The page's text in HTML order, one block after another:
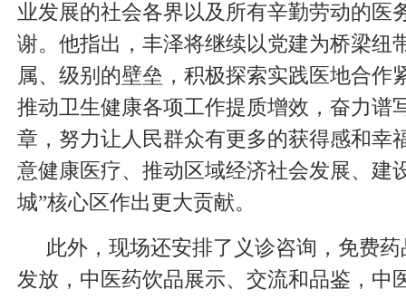
业发展的社会各界以及所有辛勤劳动的医
谢。他指出，丰泽将继续以党建为桥梁纽
属、级别的壁垒，积极探索实践医地合作
推动卫生健康各项工作提质增效，奋力谱
章，努力让人民群众有更多的获得感和幸
意健康医疗、推动区域经济社会发展、建
城”核心区作出更大贡献。
此外，现场还安排了义诊咨询，免费
发放，中医药饮品展示、交流和品鉴，中